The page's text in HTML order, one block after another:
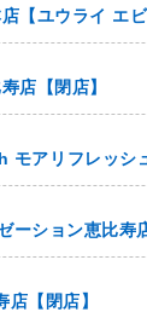
【ユウライ エビ
店【閉店】
アリフレッシ
ーション恵比寿
【閉店】